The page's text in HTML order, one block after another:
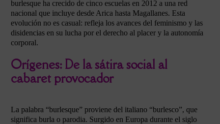
burlesque ha crecido de cinco escuelas en 2012 a una red
nacional que incluye desde Arica hasta Magallanes. Esta
evolución no es casual: refleja los avances del feminismo y las
disidencias en su lucha por el derecho al placer y la autonomía
corporal.
Orígenes: De la sátira social al
cabaret provocador
La palabra “burlesque” proviene del italiano “burlesco”, que
significa burla o parodia. Surgido en Europa durante el siglo